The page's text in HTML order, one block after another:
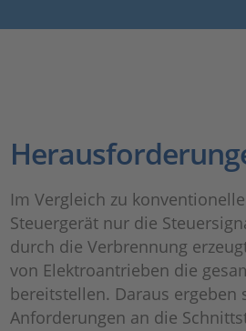
Im Vergleich zu
Steuergerät nur die
durch die Verbrennung
von Elektroantrieben die
bereitstellen. Daraus ergeben
Anforderungen an die